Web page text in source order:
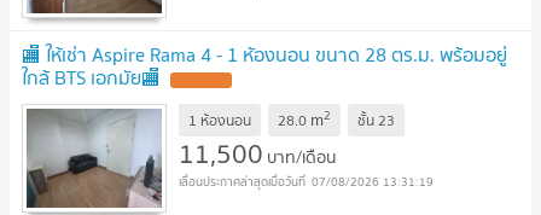
🏬 ให้เช่า Aspire Rama 4 - 1 ห้องนอน ขนาด 28 ตร.ม. พร้อมอยู่
ใกล้ BTS เอกมัย🏬
1 ห้องนอน 28.0 m2 ชั้น23
11,500 บาท/เดือน
07/08/2026 13:31:19